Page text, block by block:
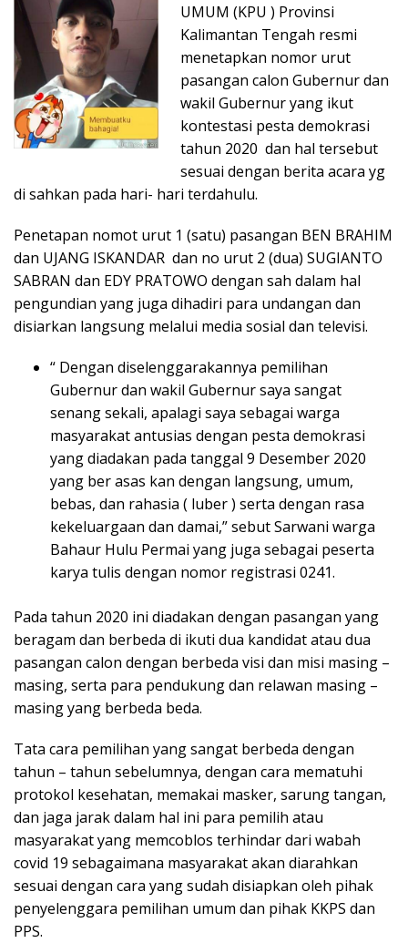
UMUM (KPU ) Provinsi
Kalimantan Tengah resmi
menetapkan nomor urut
pasangan calon Gubernur dan
wakil Gubernur yang ikut
kontestasi pesta demokrasi
tahun 2020 dan hal tersebut
sesuai dengan berita acara yg
di sahkan pada hari- hari terdahulu.
Penetapan nomot urut 1 (satu) pasangan BEN BRAHIM
dan UJANG ISKANDAR dan no urut 2 (dua) SUGIANTO
SABRAN dan EDY PRATOWO dengan sah dalam hal
pengundian yang juga dihadiri para undangan dan
disiarkan langsung melalui media sosial dan televisi.
“ Dengan diselenggarakannya pemilihan
Gubernur dan wakil Gubernur saya sangat
senang sekali, apalagi saya sebagai warga
masyarakat antusias dengan pesta demokrasi
yang diadakan pada tanggal 9 Desember 2020
yang ber asas kan dengan langsung, umum,
bebas, dan rahasia ( luber ) serta dengan rasa
kekeluargaan dan damai,” sebut Sarwani warga
Bahaur Hulu Permai yang juga sebagai peserta
karya tulis dengan nomor registrasi 0241.
Pada tahun 2020 ini diadakan dengan pasangan yang
beragam dan berbeda di ikuti dua kandidat atau dua
pasangan calon dengan berbeda visi dan misi masing –
masing, serta para pendukung dan relawan masing –
masing yang berbeda beda.
Tata cara pemilihan yang sangat berbeda dengan
tahun – tahun sebelumnya, dengan cara mematuhi
protokol kesehatan, memakai masker, sarung tangan,
dan jaga jarak dalam hal ini para pemilih atau
masyarakat yang memcoblos terhindar dari wabah
covid 19 sebagaimana masyarakat akan diarahkan
sesuai dengan cara yang sudah disiapkan oleh pihak
penyelenggara pemilihan umum dan pihak KKPS dan
PPS.